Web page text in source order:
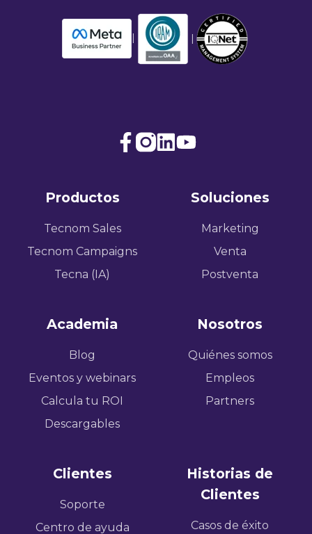
|
JoinBrowse
projects
Productos
Tecnom Sales
Tecnom Campaigns
Tecna (IA)
Soluciones
Marketing
Venta
Postventa
Academia
Blog
Eventos y webinars
Calcula tu ROI
Descargables
Nosotros
Quiénes somos
Empleos
Partners
Clientes
Soporte
Centro de ayuda
Historias de
Clientes
Casos de éxito